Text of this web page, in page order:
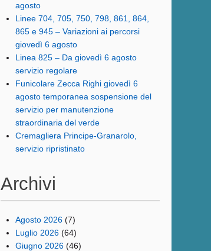
agosto
Linee 704, 705, 750, 798, 861, 864,
865 e 945 – Variazioni ai percorsi
giovedì 6 agosto
Linea 825 – Da giovedì 6 agosto
servizio regolare
Funicolare Zecca Righi giovedì 6
agosto temporanea sospensione del
servizio per manutenzione
straordinaria del verde
Cremagliera Principe-Granarolo,
servizio ripristinato
Archivi
Agosto 2026 (7)
Luglio 2026 (64)
Giugno 2026 (46)